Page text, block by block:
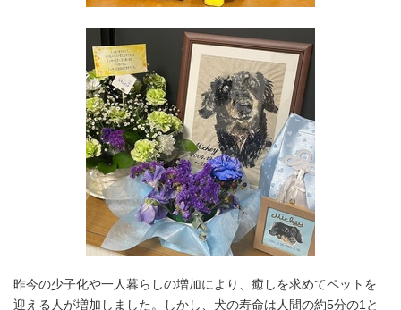
昨今の少子化や一人暮らしの増加により、癒しを求めてペットを
迎える人が増加しました。しかし、犬の寿命は人間の約5分の1と